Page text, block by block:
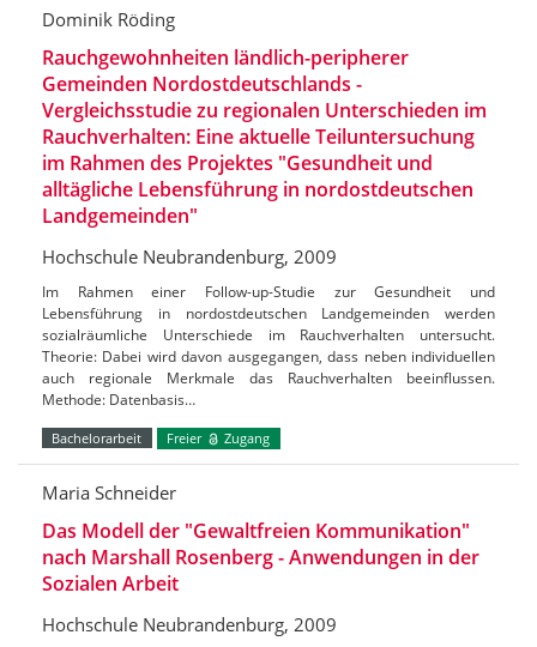
Dominik Röding
Rauchgewohnheiten ländlich-peripherer
Gemeinden Nordostdeutschlands -
Vergleichsstudie zu regionalen Unterschieden im
Rauchverhalten: Eine aktuelle Teiluntersuchung
im Rahmen des Projektes "Gesundheit und
alltägliche Lebensführung in nordostdeutschen
Landgemeinden"
Hochschule Neubrandenburg, 2009
Im Rahmen einer Follow-up-Studie zur Gesundheit und
Lebensführung in nordostdeutschen Landgemeinden werden
sozialräumliche Unterschiede im Rauchverhalten untersucht.
Theorie: Dabei wird davon ausgegangen, dass neben individuellen
auch regionale Merkmale das Rauchverhalten beeinflussen.
Methode: Datenbasis…
Bachelorarbeit Freier Zugang
Maria Schneider
Das Modell der "Gewaltfreien Kommunikation"
nach Marshall Rosenberg - Anwendungen in der
Sozialen Arbeit
Hochschule Neubrandenburg, 2009